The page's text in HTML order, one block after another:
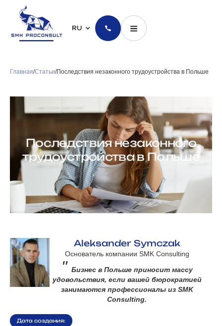
RU
Главная/Статьи/Последствия незаконного трудоустройства в Польше
Последствия незаконного
трудоустройства в Польше
Aleksander Symczak
Основатель компании SMK Consulting
" Бизнес в Польше приносит массу
удовольствия, если вашей бюрократией
занимаются профессионалы из SMK
Consulting.
Дата создания: